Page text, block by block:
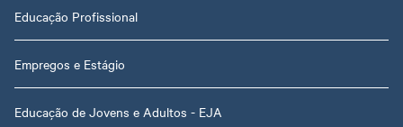
Educação Profissional
Empregos e Estágio
Educação de Jovens e Adultos - EJA